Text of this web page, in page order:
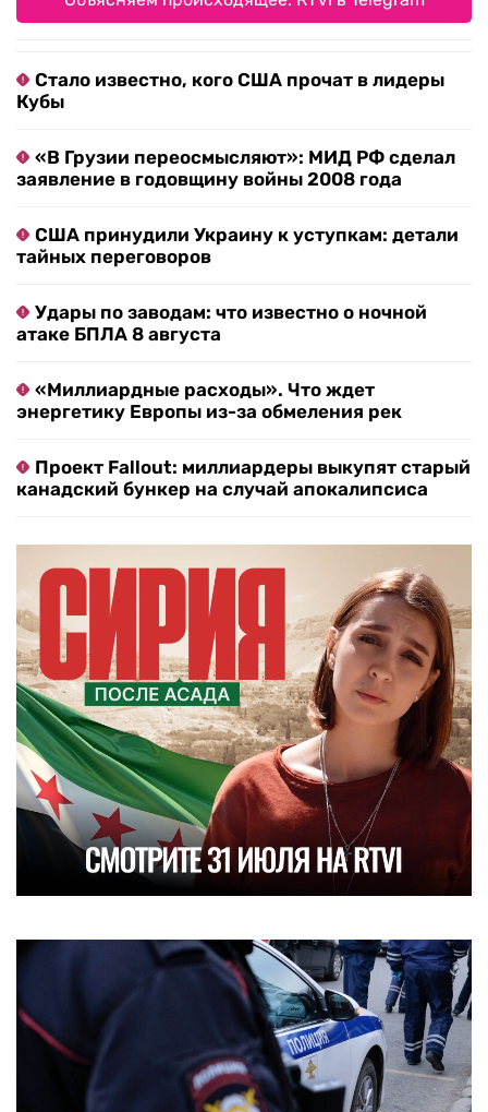
Стало известно, кого США прочат в лидеры
Кубы
«В Грузии переосмысляют»: МИД РФ сделал
заявление в годовщину войны 2008 года
США принудили Украину к уступкам: детали
тайных переговоров
Удары по заводам: что известно о ночной
атаке БПЛА 8 августа
«Миллиардные расходы». Что ждет
энергетику Европы из-за обмеления рек
Проект Fallout: миллиардеры выкупят старый
канадский бункер на случай апокалипсиса